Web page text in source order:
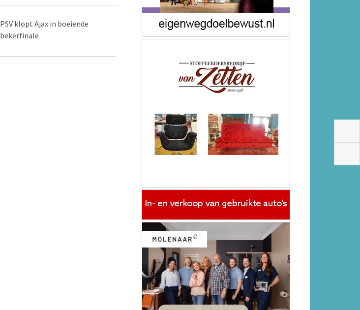
PSV klopt Ajax in boeiende
bekerfinale